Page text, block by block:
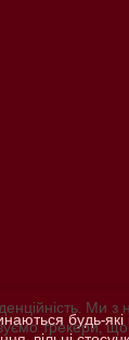
будь-які
Ми
трекери,